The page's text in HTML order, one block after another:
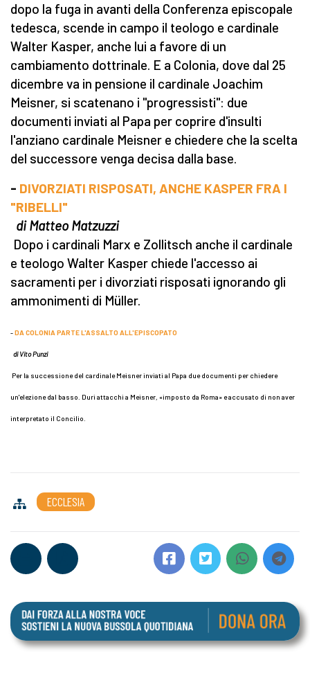
dopo la fuga in avanti della Conferenza episcopale
tedesca, scende in campo il teologo e cardinale
Walter Kasper, anche lui a favore di un
cambiamento dottrinale. E a Colonia, dove dal 25
dicembre va in pensione il cardinale Joachim
Meisner, si scatenano i "progressisti": due
documenti inviati al Papa per coprire d'insulti
l'anziano cardinale Meisner e chiedere che la scelta
del successore venga decisa dalla base.
- DIVORZIATI RISPOSATI, ANCHE KASPER FRA I
"RIBELLI"
di Matteo Matzuzzi
Dopo i cardinali Marx e Zollitsch anche il cardinale
e teologo Walter Kasper chiede l'accesso ai
sacramenti per i divorziati risposati ignorando gli
ammonimenti di Müller.
-DA COLONIA PARTE L'ASSALTO ALL'EPISCOPATO
di Vito Punzi
Per la successione del cardinale Meisner inviati al Papa due documenti per chiedere
un'elezione dal basso. Duri attacchi a Meisner, «imposto da Roma» e accusato di non aver
interpretato il Concilio.
ECCLESIA